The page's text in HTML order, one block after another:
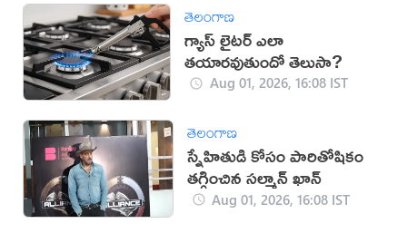
తెలంగాణ
గ్యాస్ లైటర్ ఎలా
తయారవుతుందో తెలుసా?
Aug 01, 2026, 16:08 IST
తెలంగాణ
స్నేహితుడి కోసం పారితోషికం
తగ్గించిన సల్మాన్ ఖాన్
Aug 01, 2026, 16:08 IST